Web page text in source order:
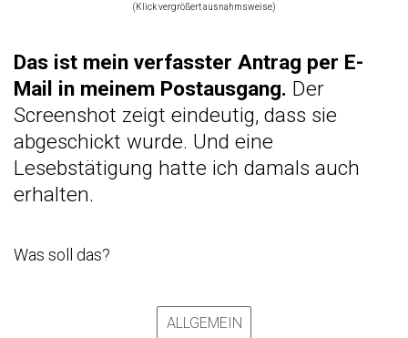
(Klick vergrößert ausnahmsweise)
Das ist mein verfasster Antrag per E-
Mail in meinem Postausgang. Der
Screenshot zeigt eindeutig, dass sie
abgeschickt wurde. Und eine
Lesebstätigung hatte ich damals auch
erhalten.
Was soll das?
ALLGEMEIN